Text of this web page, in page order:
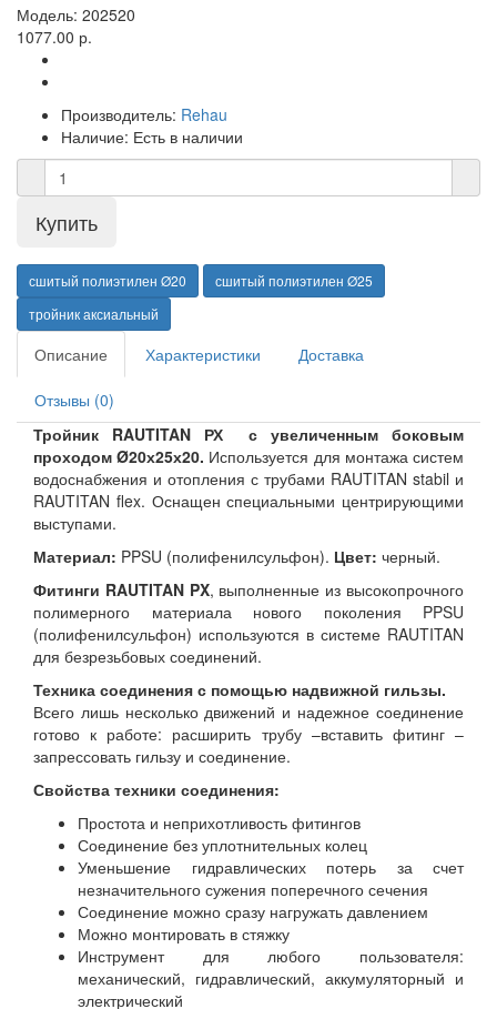
Модель: 202520
1077.00 р.
Производитель: Rehau
Наличие: Есть в наличии
сшитый полиэтилен Ø20
сшитый полиэтилен Ø25
тройник аксиальный
Описание Характеристики Доставка
Отзывы (0)
Тройник RAUTITAN РХ с увеличенным боковым
проходом Ø20х25х20. Используется для монтажа систем
водоснабжения и отопления с трубами RAUTITAN stabil и
RAUTITAN flex. Оснащен специальными центрирующими
выступами.
Материал: PPSU (полифенилсульфон). Цвет: черный.
Фитинги RAUTITAN PX, выполненные из высокопрочного
полимерного материала нового поколения PPSU
(полифенилсульфон) используются в системе RAUTITAN
для безрезьбовых соединений.
Техника соединения с помощью надвижной гильзы.
Всего лишь несколько движений и надежное соединение
готово к работе: расширить трубу –вставить фитинг –
запрессовать гильзу и соединение.
Свойства техники соединения:
Простота и неприхотливость фитингов
Соединение без уплотнительных колец
Уменьшение гидравлических потерь за счет
незначительного сужения поперечного сечения
Соединение можно сразу нагружать давлением
Можно монтировать в стяжку
Инструмент для любого пользователя:
механический, гидравлический, аккумуляторный и
электрический